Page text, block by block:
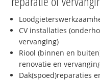
CV installaties
vervanging)
Riool (binnen en
renovatie en
Dak(spoed)reparaties